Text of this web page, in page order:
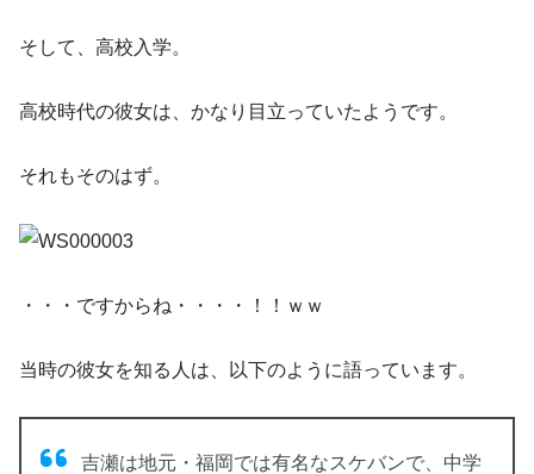
そして、高校入学。
高校時代の彼女は、かなり目立っていたようです。
それもそのはず。
・・・ですからね・・・・！！ｗｗ
当時の彼女を知る人は、以下のように語っています。
吉瀬は地元・福岡では有名なスケバンで、中学